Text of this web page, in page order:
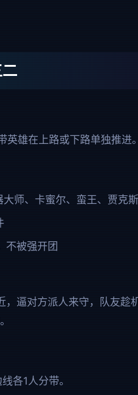
雄在上路或下路单独推进。
师、卡蜜尔、蛮王、贾克斯
不被强开团
，逼对方派人来守，队友
各1人分带。